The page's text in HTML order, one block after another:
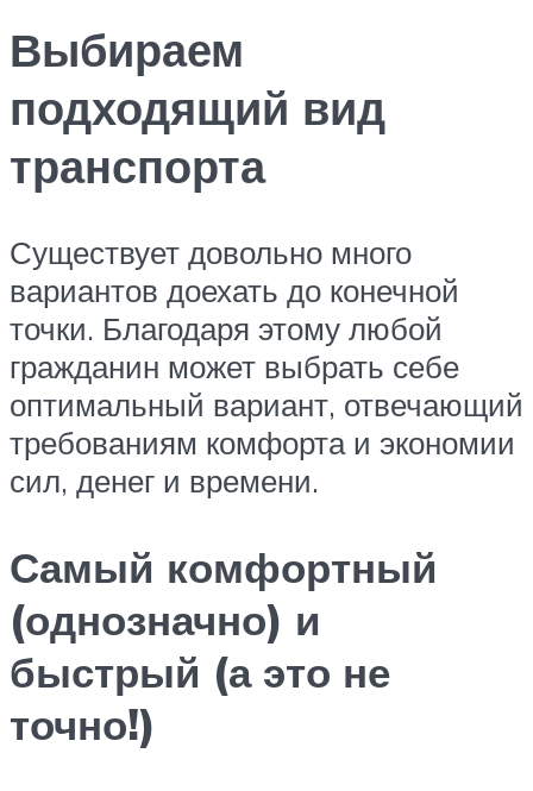
Выбираем
подходящий вид
транспорта
Существует довольно много
вариантов доехать до конечной
точки. Благодаря этому любой
гражданин может выбрать себе
оптимальный вариант, отвечающий
требованиям комфорта и экономии
сил, денег и времени.
Самый комфортный
(однозначно) и
быстрый (а это не
точно!)